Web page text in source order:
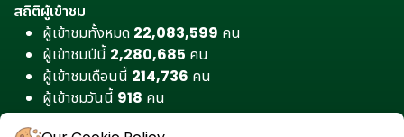
สถิติผู้เข้าชม
ผู้เข้าชมทั้งหมด 22,083,599 คน
ผู้เข้าชมปีนี้ 2,280,685 คน
ผู้เข้าชมเดือนนี้ 214,736 คน
ผู้เข้าชมวันนี้ 918 คน